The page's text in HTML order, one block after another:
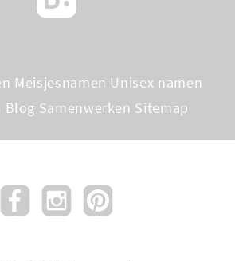
Meisjesnamen Unisex namen
Blog Samenwerken Sitemap